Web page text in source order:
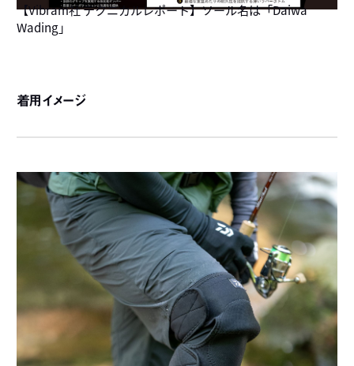
【Vibram社 テクニカルレポート】ソール名は「Daiwa
Wading」
着用イメージ